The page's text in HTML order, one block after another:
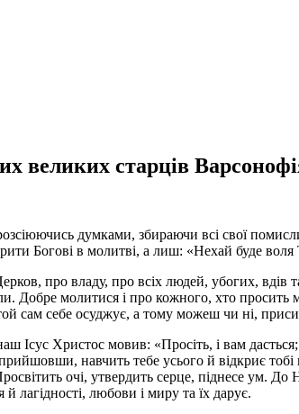
великих старців
думками, збираючи всі свої
Богові в молитві, а лиш: «Нехай буде
про владу, про всіх людей, убогих,
Добре молитися і про кожного, хто
сам себе осуджує, а тому можеш чи ні,
Ісус Христос мовив: «Просіть, і вам
навчить тебе усього й відкриє
очі, утвердить серце, піднесе
й лагідності, любови і миру та їх дарує.